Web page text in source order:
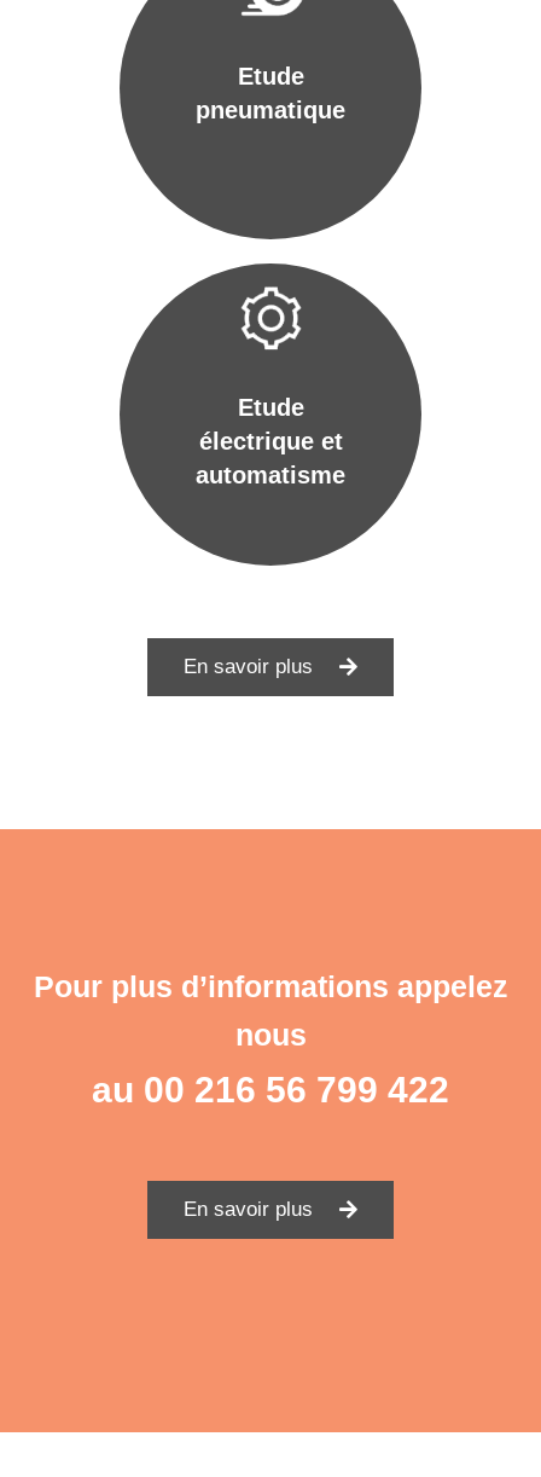
Etude
pneumatique
Etude
électrique et
automatisme
En savoir plus
Pour plus d’informations appelez
nous
au 00 216 56 799 422
En savoir plus